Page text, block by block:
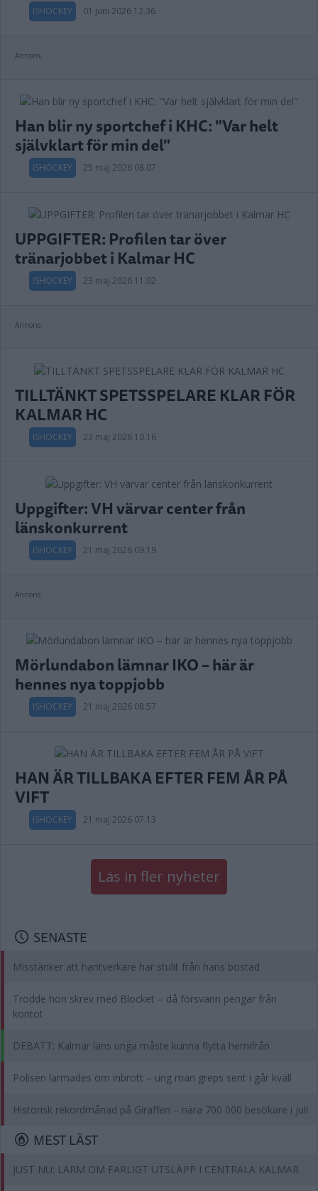
ISHOCKEY 01 juni 2026 12.36
Annons:
Han blir ny sportchef i KHC: "Var helt
självklart för min del"
ISHOCKEY 25 maj 2026 08.07
UPPGIFTER: Profilen tar över
tränarjobbet i Kalmar HC
ISHOCKEY 23 maj 2026 11.02
Annons:
TILLTÄNKT SPETSSPELARE KLAR FÖR
KALMAR HC
ISHOCKEY 23 maj 2026 10.16
Uppgifter: VH värvar center från
länskonkurrent
ISHOCKEY 21 maj 2026 09.19
Annons:
Mörlundabon lämnar IKO – här är
hennes nya toppjobb
ISHOCKEY 21 maj 2026 08.57
HAN ÄR TILLBAKA EFTER FEM ÅR PÅ
VIFT
ISHOCKEY 21 maj 2026 07.13
Läs in fler nyheter
SENASTE
Misstänker att hantverkare har stulit från hans bostad
Trodde hon skrev med Blocket – då försvann pengar från
kontot
DEBATT: Kalmar läns unga måste kunna flytta hemifrån
Polisen larmades om inbrott – ung man greps sent i går kväll
Historisk rekordmånad på Giraffen – nära 700 000 besökare i juli
MEST LÄST
JUST NU: LARM OM FARLIGT UTSLÄPP I CENTRALA KALMAR